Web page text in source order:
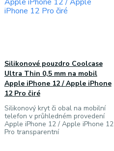
Silikonové pouzdro Coolcase
Ultra Thin 0,5 mm na mobil
Apple iPhone 12 / Apple iPhone
12 Pro čiré
Silikonový kryt či obal na mobilní
telefon v průhledném provedení
Apple iPhone 12 / Apple iPhone 12
Pro transparentní